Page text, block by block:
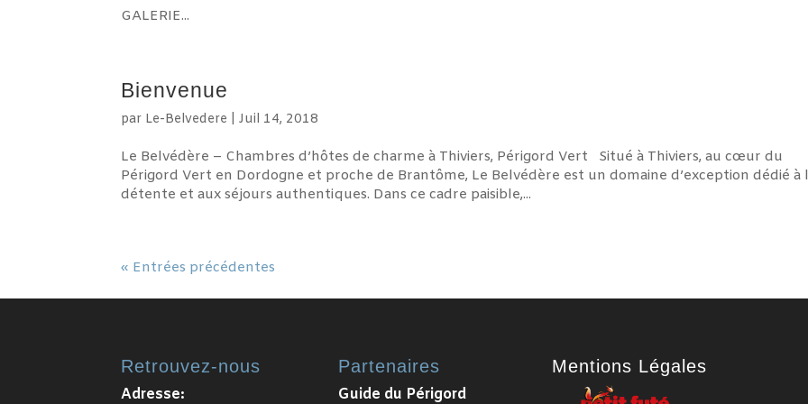
GALERIE...
Bienvenue
par Le-Belvedere |Juil 14, 2018
Le Belvédère – Chambres d’hôtes de charme à Thiviers, Périgord Vert Situé à Thiviers, au cœur du
Périgord Vert en Dordogne et proche de Brantôme, Le Belvédère est un domaine d’exception dédié à
détente et aux séjours authentiques. Dans ce cadre paisible,...
« Entrées précédentes
Retrouvez-nous
Adresse:
Partenaires
Guide du Périgord
Mentions Légales